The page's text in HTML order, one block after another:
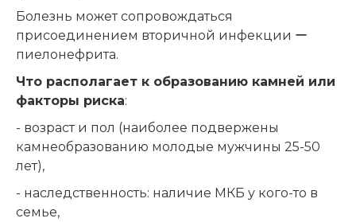
Болезнь может сопровождаться
присоединением вторичной инфекции ー
пиелонефрита.
Что располагает к образованию камней или
факторы риска:
- возраст и пол (наиболее подвержены
камнеобразованию молодые мужчины 25-50
лет),
- наследственность: наличие МКБ у кого-то в
семье,